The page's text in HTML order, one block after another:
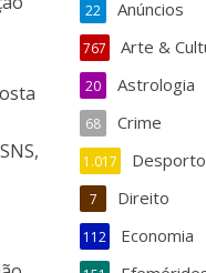
Anúncios
22
Arte &
767
Astrologia
20
Crime
68
Desporto
1.017
Direito
7
Economia
112